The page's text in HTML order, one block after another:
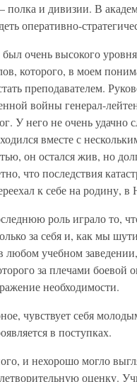
полка и дивизии. В
оперативно-
очень высокого
которого, в моем
преподавателем.
войны генерал-
У него не очень удачно
вместе с
он остался жив, но
что последствия
к себе на родину,
роль играло то,
за себя и, как мы
любом учебном
за плечами боевой
необходимости.
чувствует себя
в поступках.
и нехорошо могло
оценку.